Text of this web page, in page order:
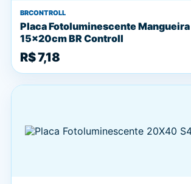
BRCONTROLL
Placa Fotoluminescente
15x20cm BR Controll
R$ 7,18